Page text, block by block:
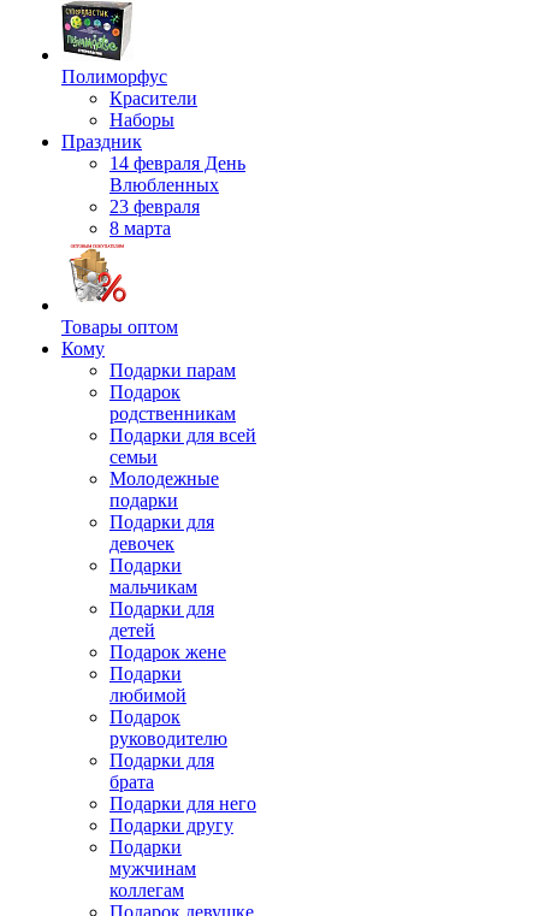
Полиморфус
Красители
Наборы
Праздник
14 февраля День
Влюбленных
23 февраля
8 марта
Товары оптом
Кому
Подарки парам
Подарок
родственникам
Подарки для всей
семьи
Молодежные
подарки
Подарки для
девочек
Подарки
мальчикам
Подарки для
детей
Подарок жене
Подарки
любимой
Подарок
руководителю
Подарки для
брата
Подарки для него
Подарки другу
Подарки
мужчинам
коллегам
Подарок девушке